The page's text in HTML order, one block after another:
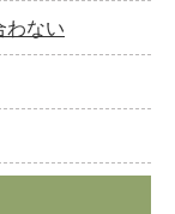
わない